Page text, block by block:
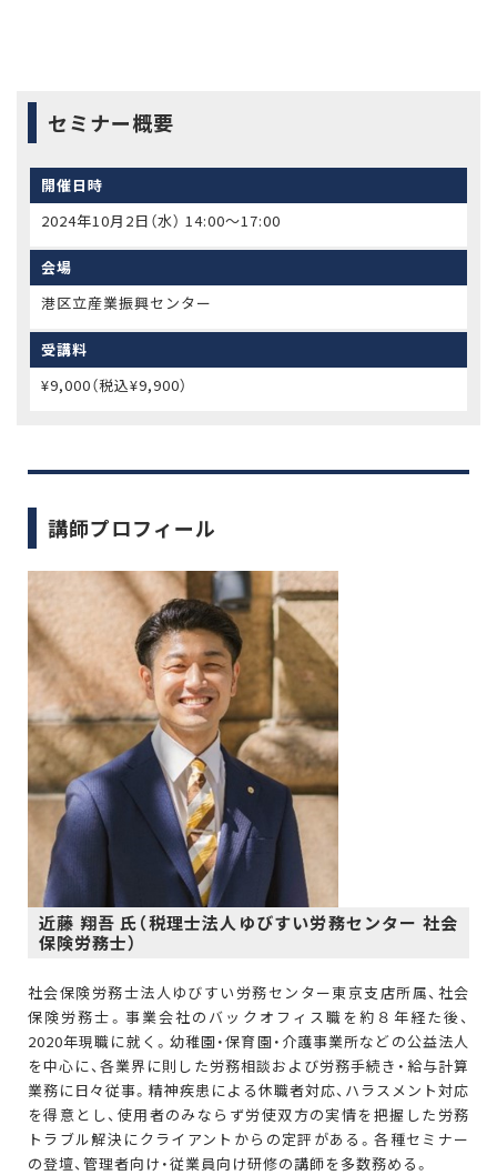
セミナー概要
開催日時
2024年10月2日（水） 14:00〜17:00
会場
港区立産業振興センター
受講料
¥9,000（税込¥9,900）
講師プロフィール
近藤 翔吾 氏（税理士法人ゆびすい労務センター 社会
保険労務士）
社会保険労務士法人ゆびすい労務センター東京支店所属、社会
保険労務士。事業会社のバックオフィス職を約８年経た後、
2020年現職に就く。幼稚園・保育園・介護事業所などの公益法人
を中心に、各業界に則した労務相談および労務手続き・給与計算
業務に日々従事。精神疾患による休職者対応、ハラスメント対応
を得意とし、使用者のみならず労使双方の実情を把握した労務
トラブル解決にクライアントからの定評がある。各種セミナー
の登壇、管理者向け・従業員向け研修の講師を多数務める。